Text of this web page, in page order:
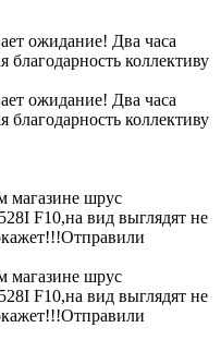
ожидание! Два часа
коллективу
ожидание! Два часа
коллективу
магазине шрус
F10,на вид выглядят не
магазине шрус
F10,на вид выглядят не